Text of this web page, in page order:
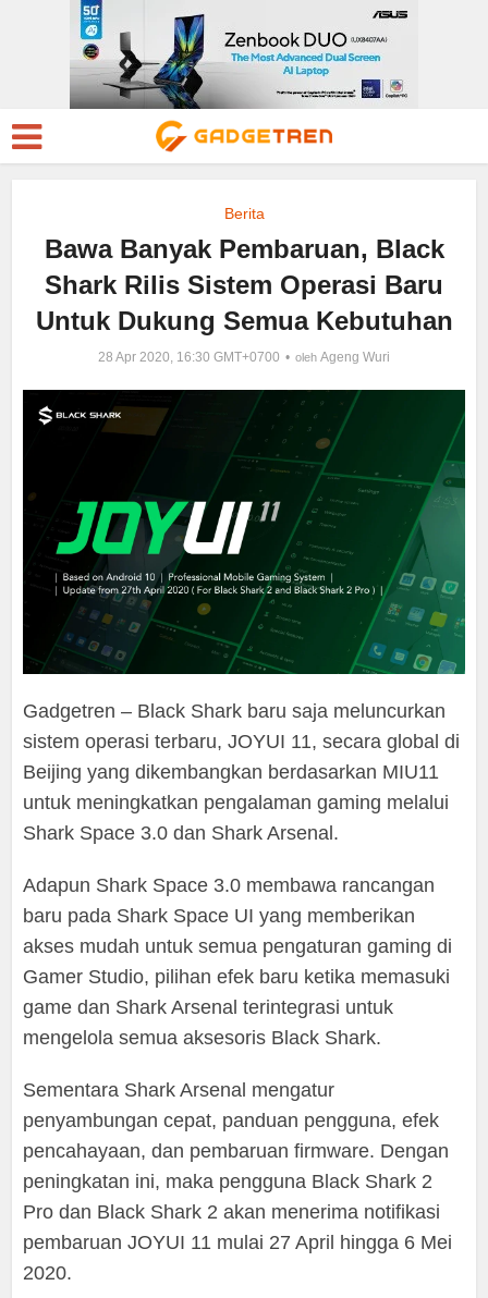
Berita
Bawa Banyak Pembaruan, Black
Shark Rilis Sistem Operasi Baru
Untuk Dukung Semua Kebutuhan
28 Apr 2020, 16:30 GMT+0700 oleh Ageng Wuri
Gadgetren – Black Shark baru saja meluncurkan
sistem operasi terbaru, JOYUI 11, secara global di
Beijing yang dikembangkan berdasarkan MIU11
untuk meningkatkan pengalaman gaming melalui
Shark Space 3.0 dan Shark Arsenal.
Adapun Shark Space 3.0 membawa rancangan
baru pada Shark Space UI yang memberikan
akses mudah untuk semua pengaturan gaming di
Gamer Studio, pilihan efek baru ketika memasuki
game dan Shark Arsenal terintegrasi untuk
mengelola semua aksesoris Black Shark.
Sementara Shark Arsenal mengatur
penyambungan cepat, panduan pengguna, efek
pencahayaan, dan pembaruan firmware. Dengan
peningkatan ini, maka pengguna Black Shark 2
Pro dan Black Shark 2 akan menerima notifikasi
pembaruan JOYUI 11 mulai 27 April hingga 6 Mei
2020.